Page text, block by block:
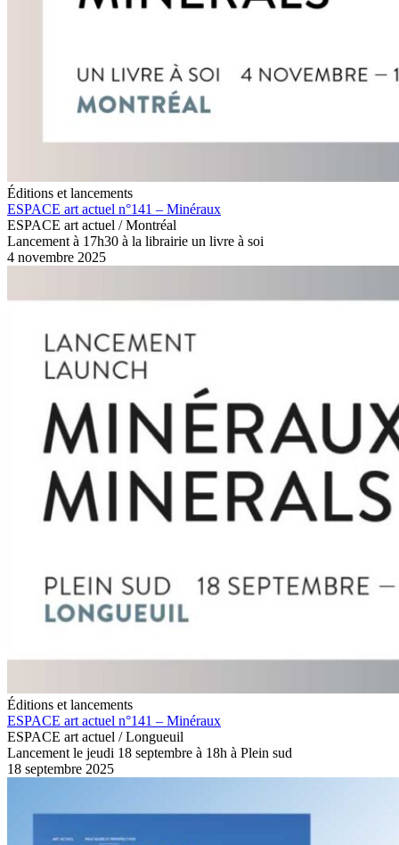
Éditions et lancements
ESPACE art actuel n°141 – Minéraux
ESPACE art actuel / Montréal
Lancement à 17h30 à la librairie un livre à soi
4 novembre 2025
Éditions et lancements
ESPACE art actuel n°141 – Minéraux
ESPACE art actuel / Longueuil
Lancement le jeudi 18 septembre à 18h à Plein sud
18 septembre 2025